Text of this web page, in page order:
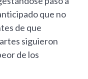
que no
de que
siguieron
de los